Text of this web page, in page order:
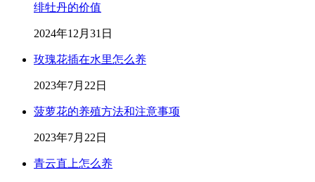
绯牡丹的价值
2024年12月31日
玫瑰花插在水里怎么养
2023年7月22日
菠萝花的养殖方法和注意事项
2023年7月22日
青云直上怎么养